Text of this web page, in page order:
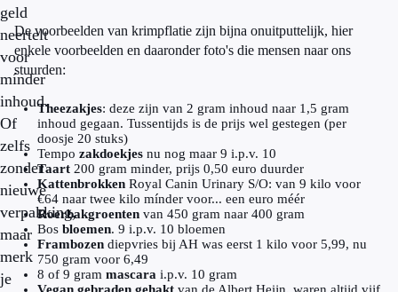
geld
neertelt
voor
mínder
inhoud.
Of
zelfs
zonder
nieuwe
verpakking,
maar
merk
je
De voorbeelden van krimpflatie zijn bijna onuitputtelijk, hier
enkele voorbeelden en daaronder foto's die mensen naar ons
stuurden:
Theezakjes: deze zijn van 2 gram inhoud naar 1,5 gram
inhoud gegaan. Tussentijds is de prijs wel gestegen (per
doosje 20 stuks)
Tempo zakdoekjes nu nog maar 9 i.p.v. 10
Taart 200 gram minder, prijs 0,50 euro duurder
Kattenbrokken Royal Canin Urinary S/O: van 9 kilo voor
€64 naar twee kilo mínder voor... een euro méér
Roerbakgroenten van 450 gram naar 400 gram
Bos bloemen. 9 i.p.v. 10 bloemen
Frambozen diepvries bij AH was eerst 1 kilo voor 5,99, nu
750 gram voor 6,49
8 of 9 gram mascara i.p.v. 10 gram